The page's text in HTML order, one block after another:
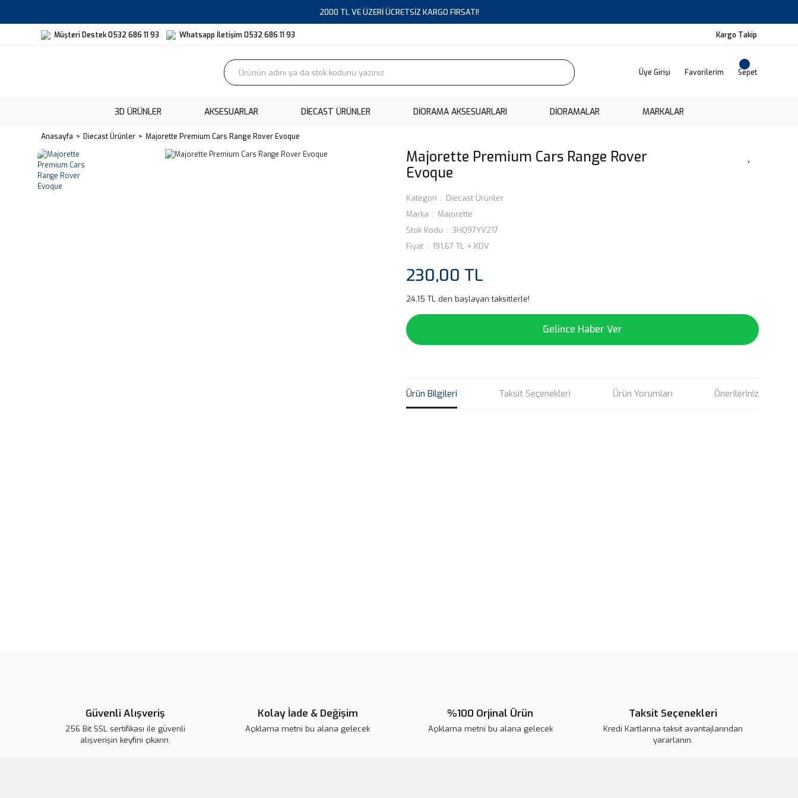
2000 TL VE ÜZERİ ÜCRETSİZ KARGO FIRSATI!
Müşteri Destek 0532 686 11 93 Whatsapp İletişim 0532 686 11 93 Kargo Takip
Üye Girişi Favorilerim Sepet
3D ÜRÜNLER AKSESUARLAR DIECAST ÜRÜNLER DİORAMA AKSESUARLARI DIORAMALAR MARKALAR
Anasayfa Diecast Ürünler Majorette Premium Cars Range Rover Evoque
Majorette Premium Cars Range Rover
Evoque
Kategori
Diecast Ürünler
Marka
Majorette
Stok Kodu
3HQ97YV217
Fiyat
191,67 TL + KDV
230,00 TL
24,15 TL den başlayan taksitlerle!
Gelince Haber Ver
Ürün Bilgileri Taksit Seçenekleri Ürün Yorumları Önerileriniz
Güvenli Alışveriş
256 Bit SSL sertifikası ile güvenli
alışverişin keyfini çıkarın.
Kolay İade & Değişim
Açıklama metni bu alana gelecek
%100 Orjinal Ürün
Açıklama metni bu alana gelecek
Taksit Seçenekleri
Kredi Kartlarına taksit avantajlarından
yararlanın.